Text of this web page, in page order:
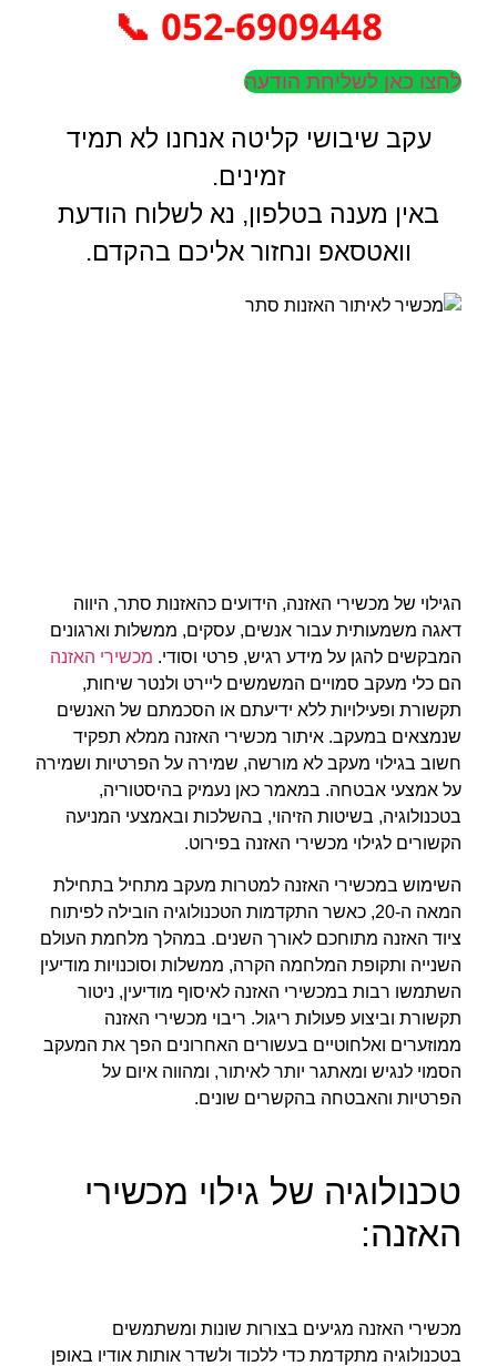
052-6909448 📞
לחצו כאן לשליחת הודעה
עקב שיבושי קליטה אנחנו לא תמיד
זמינים.
באין מענה בטלפון, נא לשלוח הודעת
וואטסאפ ונחזור אליכם בהקדם.
הגילוי של מכשירי האזנה, הידועים כהאזנות סתר, היווה
דאגה משמעותית עבור אנשים, עסקים, ממשלות וארגונים
המבקשים להגן על מידע רגיש, פרטי וסודי. מכשירי האזנה
הם כלי מעקב סמויים המשמשים ליירט ולנטר שיחות,
תקשורת ופעילויות ללא ידיעתם ​​או הסכמתם של האנשים
שנמצאים במעקב. איתור מכשירי האזנה ממלא תפקיד
חשוב בגילוי מעקב לא מורשה, שמירה על הפרטיות ושמירה
על אמצעי אבטחה. במאמר כאן נעמיק בהיסטוריה,
בטכנולוגיה, בשיטות הזיהוי, בהשלכות ובאמצעי המניעה
הקשורים לגילוי מכשירי האזנה בפירוט.
השימוש במכשירי האזנה למטרות מעקב מתחיל בתחילת
המאה ה-20, כאשר התקדמות הטכנולוגיה הובילה לפיתוח
ציוד האזנה מתוחכם לאורך השנים. במהלך מלחמת העולם
השנייה ותקופת המלחמה הקרה, ממשלות וסוכנויות מודיעין
השתמשו רבות במכשירי האזנה לאיסוף מודיעין, ניטור
תקשורת וביצוע פעולות ריגול. ריבוי מכשירי האזנה
ממוזערים ואלחוטיים בעשורים האחרונים הפך את המעקב
הסמוי לנגיש ומאתגר יותר לאיתור, ומהווה איום על
הפרטיות והאבטחה בהקשרים שונים.
טכנולוגיה של גילוי מכשירי
האזנה:
מכשירי האזנה מגיעים בצורות שונות ומשתמשים
בטכנולוגיה מתקדמת כדי ללכוד ולשדר אותות אודיו באופן